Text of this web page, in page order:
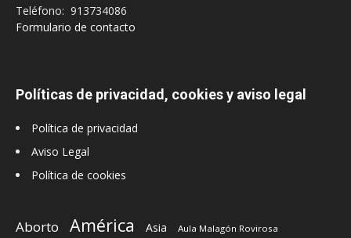
Teléfono: 913734086
Formulario de contacto
Políticas de privacidad, cookies y aviso legal
Política de privacidad
Aviso Legal
Política de cookies
Aborto América Asia Aula Malagón Rovirosa